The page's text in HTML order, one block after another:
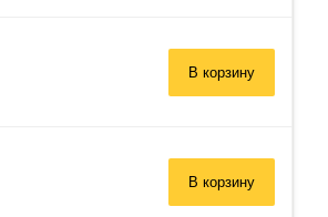
В корзину
В корзину